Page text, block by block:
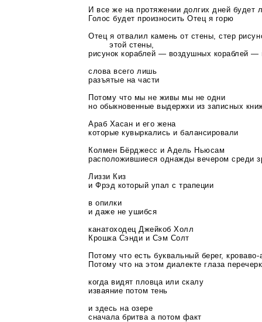
И все же на протяжении долгих дней будет
Голос будет произносить Отец я горю
Отец я отвалил камень от стены, стер
этой стены,
рисунок кораблей — воздушных кораблей
слова всего лишь
разъятые на части
Потому что мы не живы мы не одни
но обыкновенные выдержки из записных
Араб Хасан и его жена
которые кувыркались и балансировали
Колмен Бёрджесс и Адель Ньюсам
расположившиеся однажды вечером среди
Лиззи Киз
и Фрэд который упал с трапеции
в опилки
и даже не ушибся
канатоходец Джейкоб Холл
Крошка Сэнди и Сэм Солт
Потому что есть буквальный берег,кроваво-
Потому что на этом диалекте глаза
когда видят пловца или скалу
изваяние потом тень
и здесь на озере
сначала бритва а потом факт